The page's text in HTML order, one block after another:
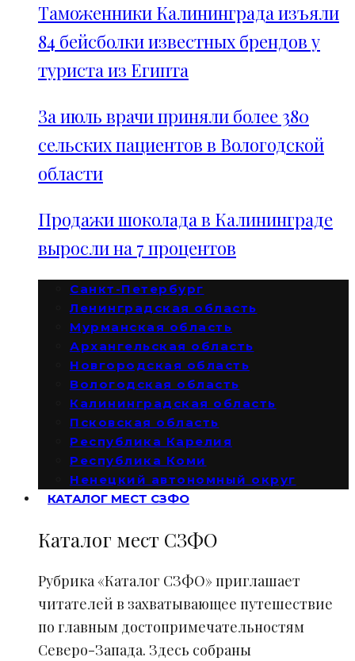
Таможенники Калининграда изъяли
84 бейсболки известных брендов у
туриста из Египта
За июль врачи приняли более 380
сельских пациентов в Вологодской
области
Продажи шоколада в Калининграде
выросли на 7 процентов
Санкт-Петербург
Ленинградская область
Мурманская область
Архангельская область
Новгородская область
Вологодская область
Калининградская область
Псковская область
Республика Карелия
Республика Коми
Ненецкий автономный округ
КАТАЛОГ МЕСТ СЗФО
Каталог мест СЗФО
Рубрика «Каталог СЗФО» приглашает
читателей в захватывающее путешествие
по главным достопримечательностям
Северо-Запада. Здесь собраны